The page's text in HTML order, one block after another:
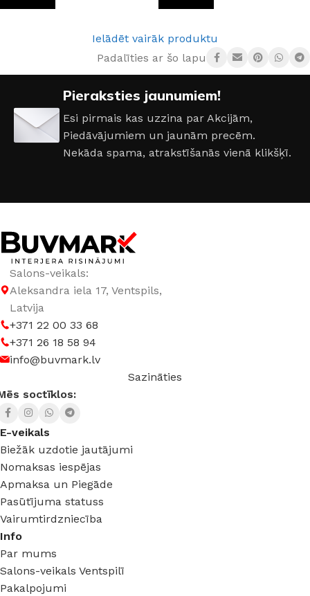
Ielādēt vairāk produktu
Padalīties ar šo lapu:
Pieraksties jaunumiem!
Esi pirmais kas uzzina par Akcijām,
Piedāvājumiem un jaunām precēm.
Nekāda spama, atrakstīšanās vienā klikšķī.
Salons-veikals:
Aleksandra iela 17, Ventspils,
Latvija
+371 22 00 33 68
+371 26 18 58 94
info@buvmark.lv
Sazināties
soctīklos:
E-veikals
Biežāk uzdotie jautājumi
Nomaksas iespējas
Apmaksa un Piegāde
Pasūtījuma statuss
Vairumtirdzniecība
Info
Par mums
Salons-veikals Ventspilī
Pakalpojumi